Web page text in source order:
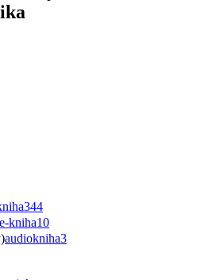
344
e-kniha10
audiokniha3